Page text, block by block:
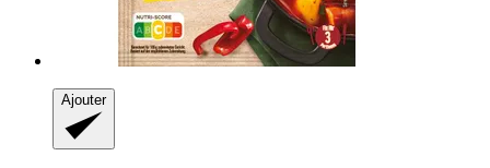
Ajouter